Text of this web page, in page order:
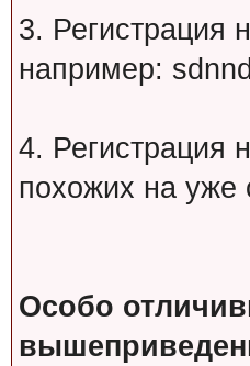
3. Регистрация
например:
4. Регистрация
похожих на уже
Особо